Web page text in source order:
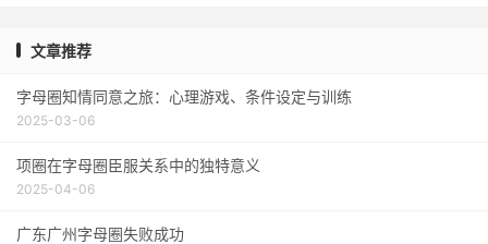
文章推荐
字母圈知情同意之旅：心理游戏、条件设定与训练
2025-03-06
项圈在字母圈臣服关系中的独特意义
2025-04-06
广东广州字母圈失败成功